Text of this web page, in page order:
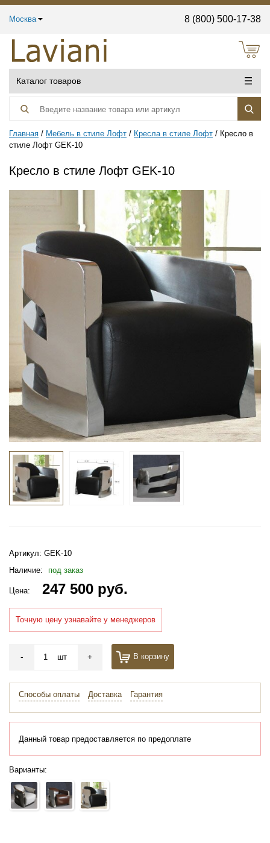
Москва 8 (800) 500-17-38
Каталог товаров
Главная Мебель в стиле Лофт Кресла в стиле Лофт
Кресло в
стиле Лофт GEK-10
Кресло в стиле Лофт GEK-10
Артикул: GEK-10
Наличие:
под заказ
Цена: 247 500 руб.
Точную цену узнавайте у менеджеров
- шт + В корзину
Способы оплаты Доставка Гарантия
Данный товар предоставляется по предоплате
Варианты: